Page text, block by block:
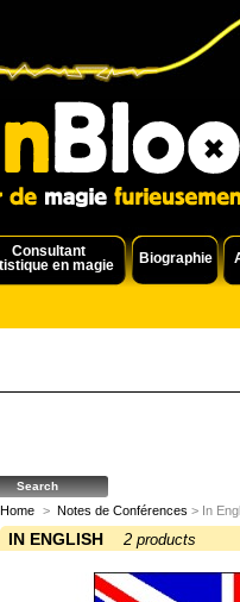
Consultant
en magie
Biographie
Home > Notes de Conférences > In
IN ENGLISH 2 products